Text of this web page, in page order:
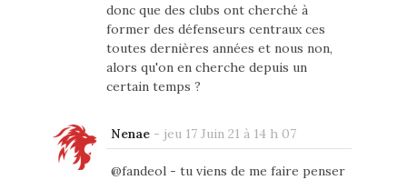
donc que des clubs ont cherché à
former des défenseurs centraux ces
toutes dernières années et nous non,
alors qu'on en cherche depuis un
certain temps ?
Nenae- jeu 17 Juin 21 à 14 h 07
@fandeol - tu viens de me faire penser